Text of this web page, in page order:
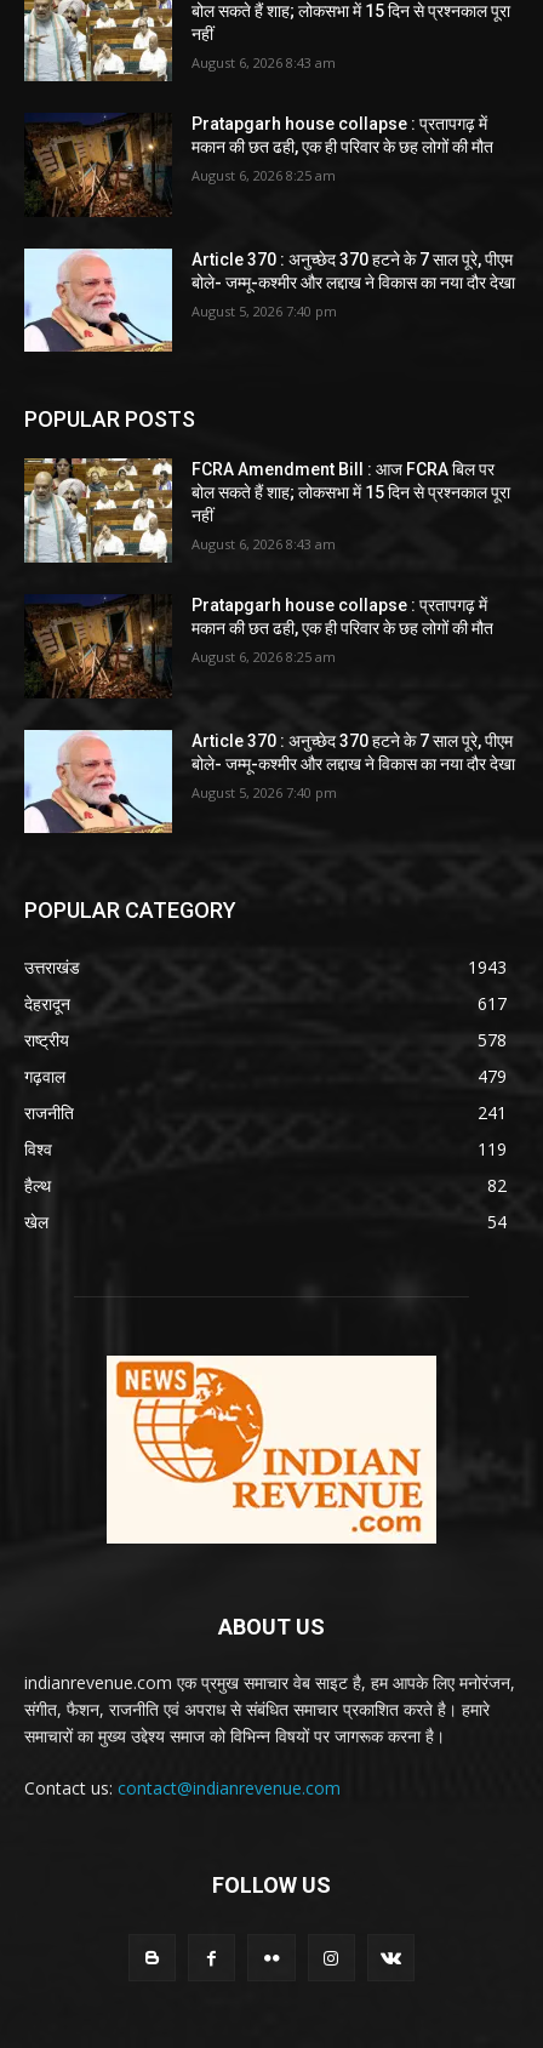
बोल सकते हैं शाह; लोकसभा में 15 दिन से प्रश्नकाल पूरा
नहीं
August 6, 2026 8:43 am
Pratapgarh house collapse : प्रतापगढ़ में
मकान की छत ढही, एक ही परिवार के छह लोगों की मौत
August 6, 2026 8:25 am
Article 370 : अनुच्छेद 370 हटने के 7 साल पूरे, पीएम
बोले- जम्मू-कश्मीर और लद्दाख ने विकास का नया दौर देखा
August 5, 2026 7:40 pm
POPULAR POSTS
FCRA Amendment Bill : आज FCRA बिल पर
बोल सकते हैं शाह; लोकसभा में 15 दिन से प्रश्नकाल पूरा
नहीं
August 6, 2026 8:43 am
Pratapgarh house collapse : प्रतापगढ़ में
मकान की छत ढही, एक ही परिवार के छह लोगों की मौत
August 6, 2026 8:25 am
Article 370 : अनुच्छेद 370 हटने के 7 साल पूरे, पीएम
बोले- जम्मू-कश्मीर और लद्दाख ने विकास का नया दौर देखा
August 5, 2026 7:40 pm
POPULAR CATEGORY
उत्तराखंड
1943
देहरादून
617
राष्ट्रीय
578
गढ़वाल
479
राजनीति
241
विश्व
119
हैल्थ
82
खेल
54
ABOUT US
indianrevenue.com एक प्रमुख समाचार वेब साइट है, हम आपके लिए मनोरंजन,
संगीत, फैशन, राजनीति एवं अपराध से संबंधित समाचार प्रकाशित करते है। हमारे
समाचारों का मुख्य उद्देश्य समाज को विभिन्न विषयों पर जागरूक करना है।
Contact us: contact@indianrevenue.com
FOLLOW US